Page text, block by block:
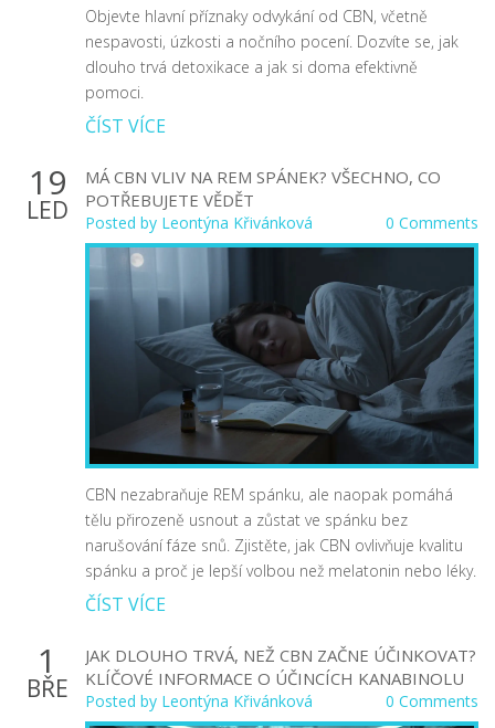
Objevte hlavní příznaky odvykání od CBN, včetně
nespavosti, úzkosti a nočního pocení. Dozvíte se, jak
dlouho trvá detoxikace a jak si doma efektivně
pomoci.
ČÍST VÍCE
19
LED
MÁ CBN VLIV NA REM SPÁNEK? VŠECHNO, CO
POTŘEBUJETE VĚDĚT
Posted by Leontýna Křivánková 0 Comments
CBN nezabraňuje REM spánku, ale naopak pomáhá
tělu přirozeně usnout a zůstat ve spánku bez
narušování fáze snů. Zjistěte, jak CBN ovlivňuje kvalitu
spánku a proč je lepší volbou než melatonin nebo léky.
ČÍST VÍCE
1
BŘE
JAK DLOUHO TRVÁ, NEŽ CBN ZAČNE ÚČINKOVAT?
KLÍČOVÉ INFORMACE O ÚČINCÍCH KANABINOLU
Posted by Leontýna Křivánková 0 Comments